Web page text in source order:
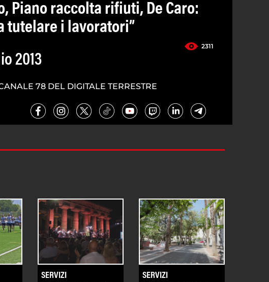
Piano raccolta rifiuti, De Caro:
tutelare i lavoratori”
2311
2013
78 DEL DIGITALE TERRESTRE
SERVIZI SERVIZI